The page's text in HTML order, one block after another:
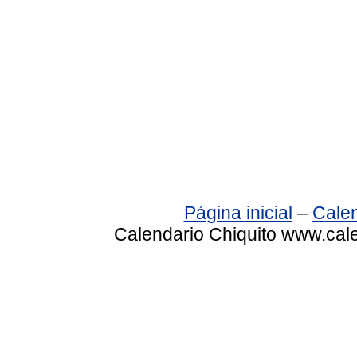
Página inicial –
Calendario Chiquito